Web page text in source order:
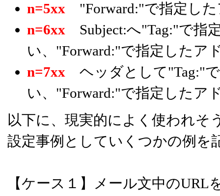
n=5xx "Forward:"で指定し
n=6xx Subject:へ"Tag:"で指
い、"Forward:"で指定したア
n=7xx ヘッダとして"Tag:"
い、"Forward:"で指定したア
以下に、現実的によく使われそ
設定事例としていくつかの例を
【ケース１】メール文中のURL